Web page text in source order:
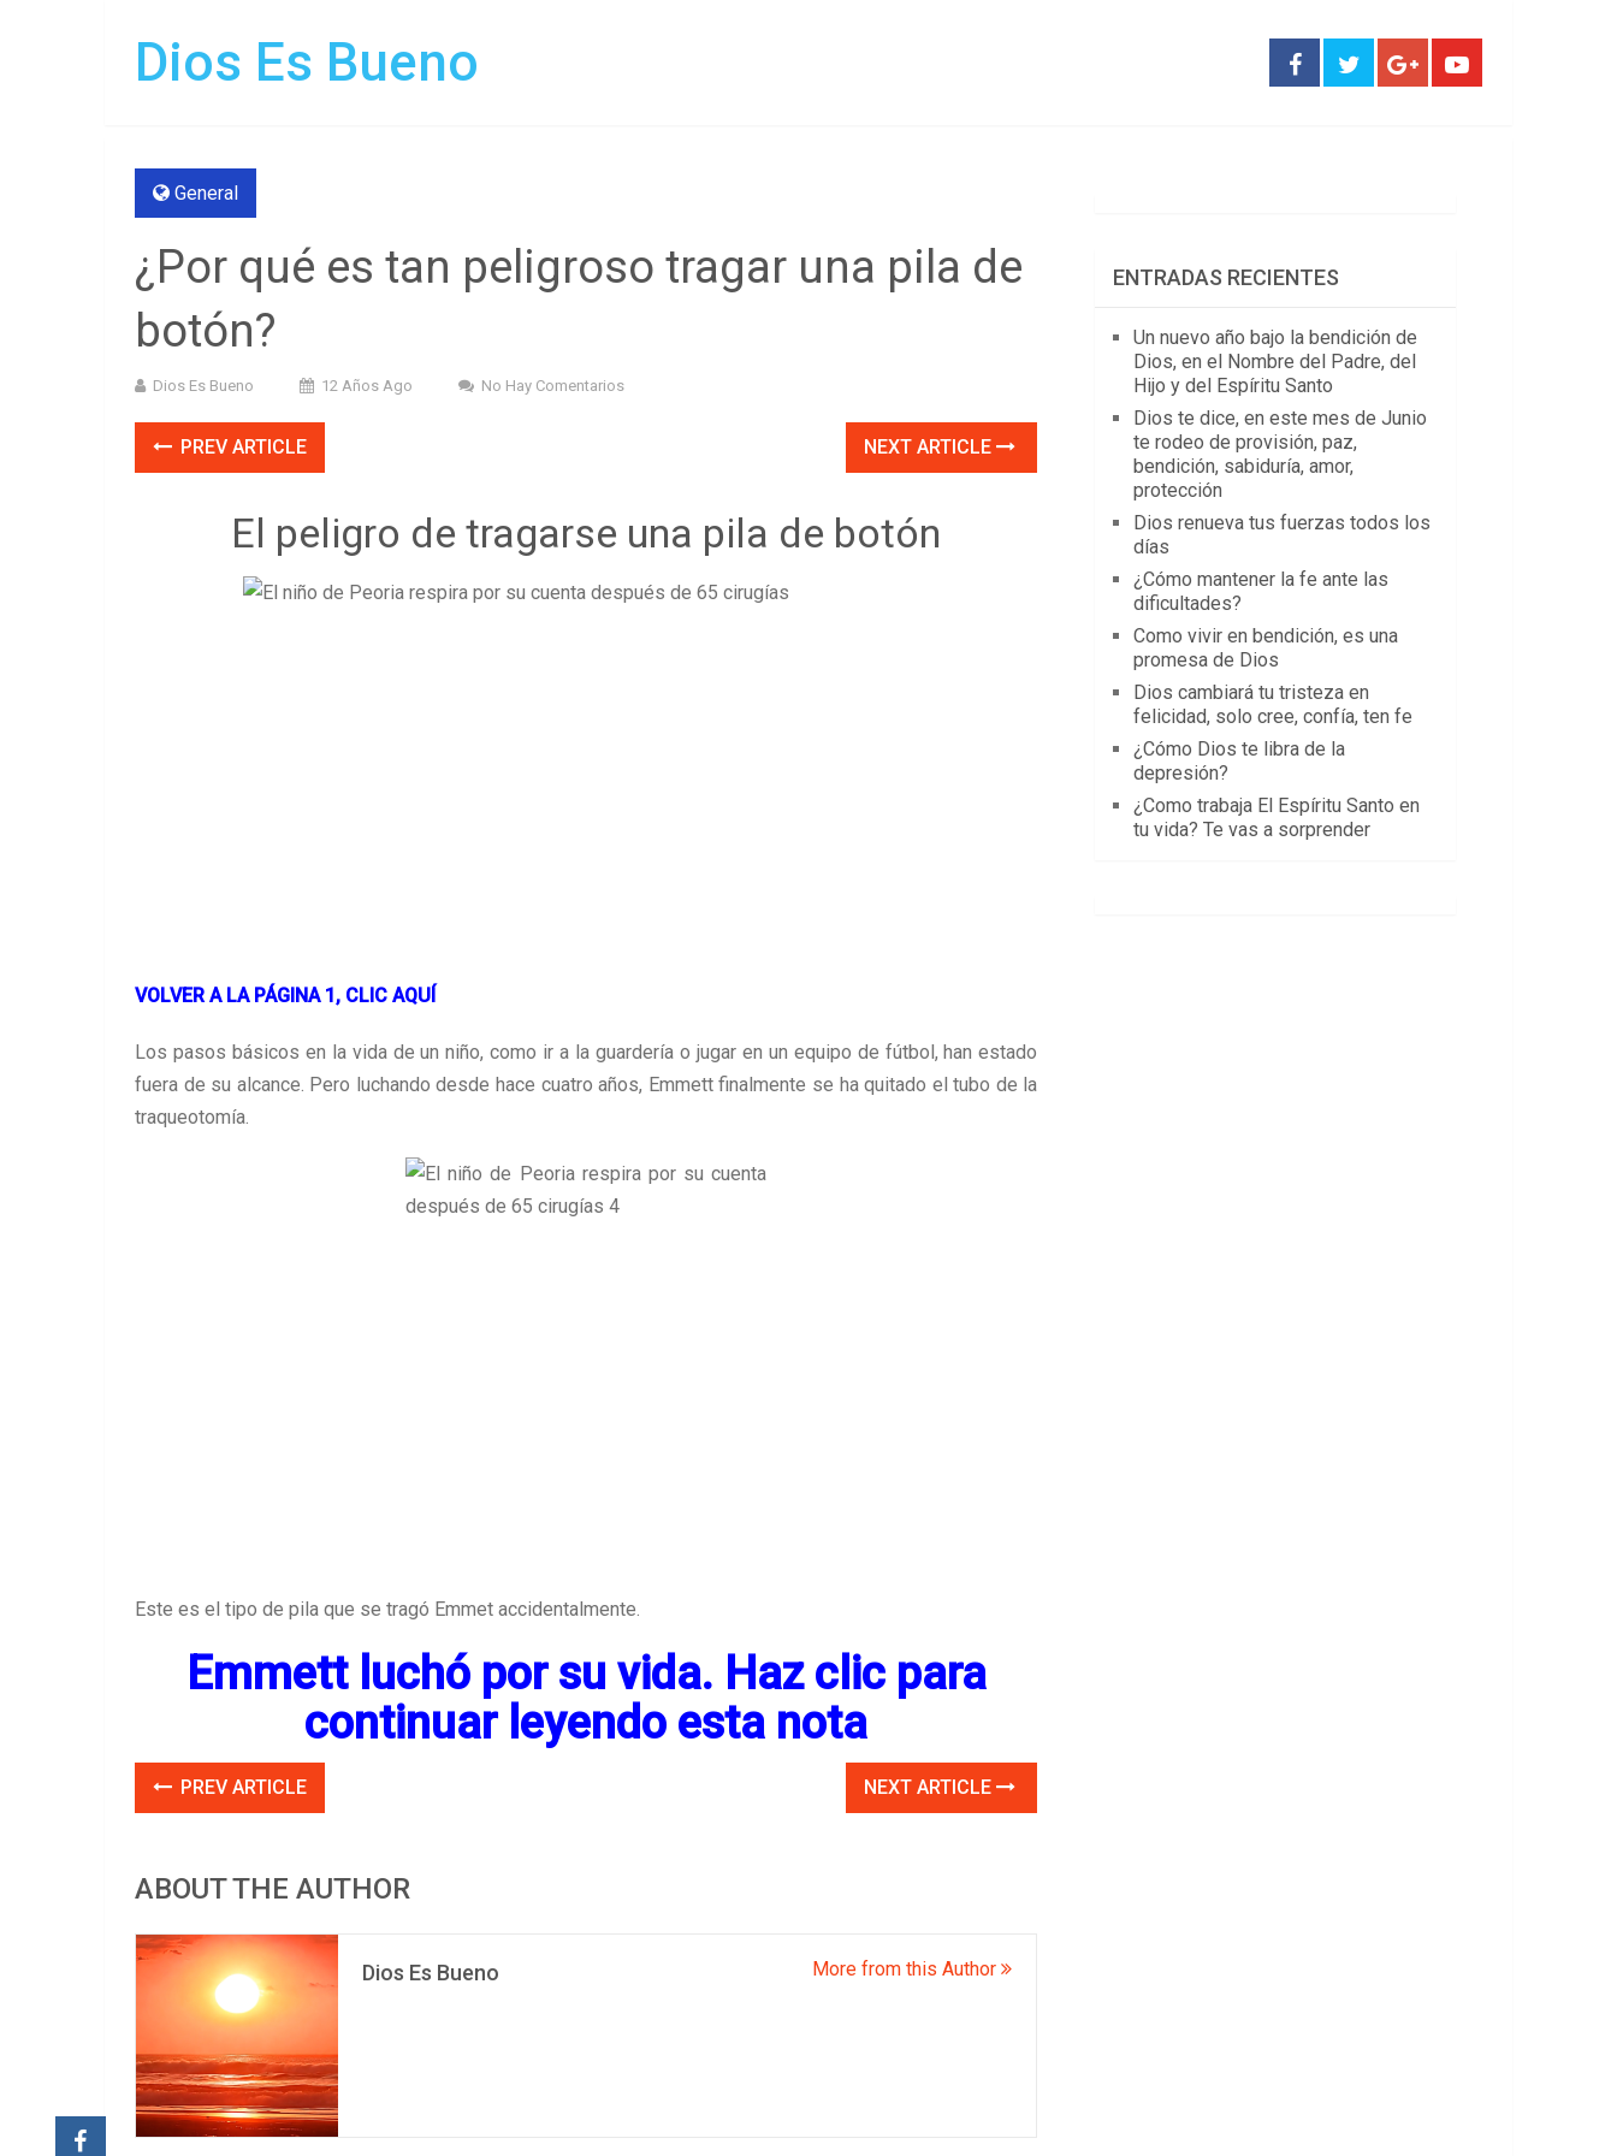
Dios Es Bueno
General
¿Por qué es tan peligroso tragar una pila de
botón?
Dios Es Bueno 12 Años Ago No Hay Comentarios
PREV ARTICLE NEXT ARTICLE
El peligro de tragarse una pila de botón
VOLVER A LA PÁGINA 1, CLIC AQUÍ
Los pasos básicos en la vida de un niño, como ir a la guardería o jugar en un equipo de fútbol, han estado
fuera de su alcance. Pero luchando desde hace cuatro años, Emmett finalmente se ha quitado el tubo de la
traqueotomía.
Este es el tipo de pila que se tragó Emmet accidentalmente.
Emmett luchó por su vida. Haz clic para
continuar leyendo esta nota
PREV ARTICLE NEXT ARTICLE
ABOUT THE AUTHOR
Dios Es Bueno More from this Author
ENTRADAS RECIENTES
Un nuevo año bajo la bendición de
Dios, en el Nombre del Padre, del
Hijo y del Espíritu Santo
Dios te dice, en este mes de Junio
te rodeo de provisión, paz,
bendición, sabiduría, amor,
protección
Dios renueva tus fuerzas todos los
días
¿Cómo mantener la fe ante las
dificultades?
Como vivir en bendición, es una
promesa de Dios
Dios cambiará tu tristeza en
felicidad, solo cree, confía, ten fe
¿Cómo Dios te libra de la
depresión?
¿Como trabaja El Espíritu Santo en
tu vida? Te vas a sorprender